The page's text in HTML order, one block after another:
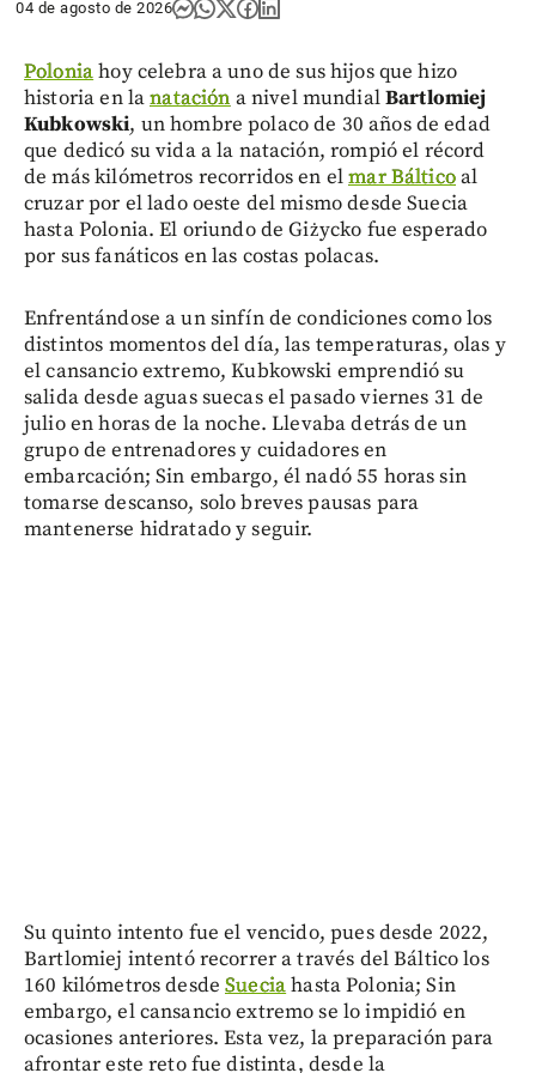
04 de agosto de 2026
Poloniahoy celebra a uno de sus hijos que hizo
historia en lanatación a nivel mundialBartlomiej
Kubkowski, un hombre polaco de 30 años de edad
que dedicó su vida a la natación, rompió el récord
de más kilómetros recorridos en elmar Bálticoal
cruzar por el lado oeste del mismo desde Suecia
hasta Polonia. El oriundo de Giżycko fue esperado
por sus fanáticos en las costas polacas.
Enfrentándose a un sinfín de condiciones como los
distintos momentos del día, las temperaturas, olas y
el cansancio extremo, Kubkowski emprendió su
salida desde aguas suecas el pasado viernes 31 de
julio en horas de la noche. Llevaba detrás de un
grupo de entrenadores y cuidadores en
embarcación; Sin embargo, él nadó 55 horas sin
tomarse descanso, solo breves pausas para
mantenerse hidratado y seguir.
Su quinto intento fue el vencido, pues desde 2022,
Bartlomiej intentó recorrer a través del Báltico los
160 kilómetros desdeSueciahasta Polonia; Sin
embargo, el cansancio extremo se lo impidió en
ocasiones anteriores. Esta vez, la preparación para
afrontar este reto fue distinta, desde la